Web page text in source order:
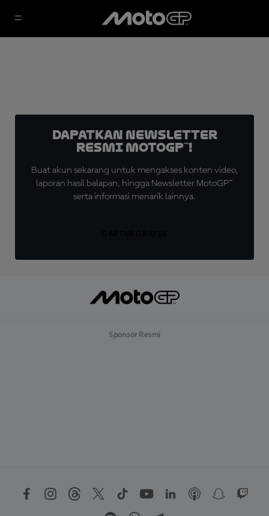
Dapatkan Newsletter
Resmi MotoGP™!
Buat akun sekarang untuk mengakses konten video,
laporan hasil balapan, hingga Newsletter MotoGP™
serta informasi menarik lainnya.
Sponsor Resmi